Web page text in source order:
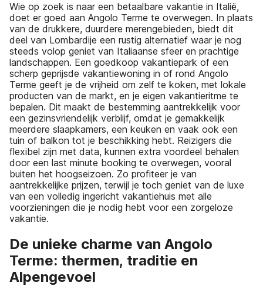
Wie op zoek is naar een betaalbare vakantie in Italië,
doet er goed aan Angolo Terme te overwegen. In plaats
van de drukkere, duurdere merengebieden, biedt dit
deel van Lombardije een rustig alternatief waar je nog
steeds volop geniet van Italiaanse sfeer en prachtige
landschappen. Een goedkoop vakantiepark of een
scherp geprijsde vakantiewoning in of rond Angolo
Terme geeft je de vrijheid om zelf te koken, met lokale
producten van de markt, en je eigen vakantieritme te
bepalen. Dit maakt de bestemming aantrekkelijk voor
een gezinsvriendelijk verblijf, omdat je gemakkelijk
meerdere slaapkamers, een keuken en vaak ook een
tuin of balkon tot je beschikking hebt. Reizigers die
flexibel zijn met data, kunnen extra voordeel behalen
door een last minute booking te overwegen, vooral
buiten het hoogseizoen. Zo profiteer je van
aantrekkelijke prijzen, terwijl je toch geniet van de luxe
van een volledig ingericht vakantiehuis met alle
voorzieningen die je nodig hebt voor een zorgeloze
vakantie.
De unieke charme van Angolo
Terme: thermen, traditie en
Alpengevoel